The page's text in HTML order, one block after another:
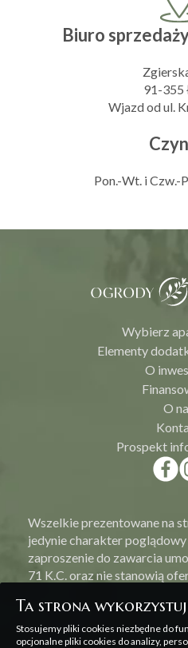
Biuro
91-355
Wjazd od ul.
Pon.-Wt. i Czw.-
Wybierz
Elementy
O
O
Prospekt
Wszelkie prezentowane na
jedynie charakter
zaproszenie do zawarcia
71 K.C. oraz nie stanowią
Ta strona
Stosujemy pliki cookies niezbędne do
opcjonalne pliki cookies do analizy,